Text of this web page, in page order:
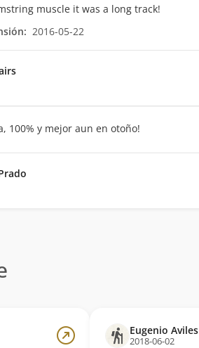
muscle it was a long track!
2016-05-22
100% y mejor aun en otoño!
Eugenio Aviles
2018-06-02